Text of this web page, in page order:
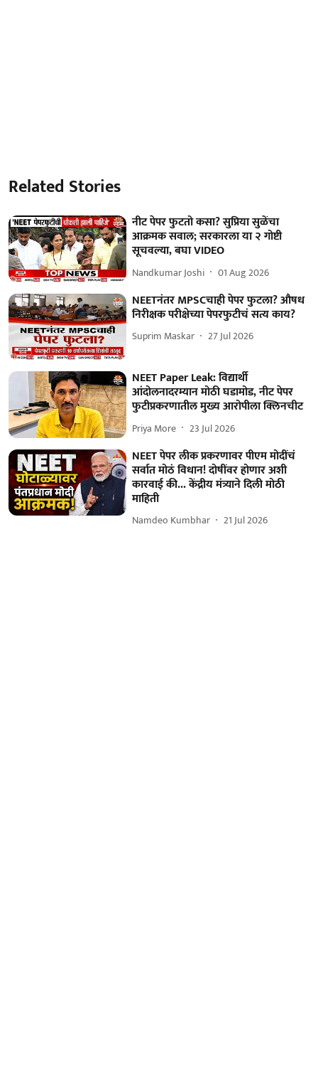
Related Stories
नीट पेपर फुटतो कसा? सुप्रिया सुळेंचा
आक्रमक सवाल; सरकारला या २ गोष्टी
सूचवल्या, बघा VIDEO
Nandkumar Joshi 01 Aug 2026
NEETनंतर MPSCचाही पेपर फुटला? औषध
निरीक्षक परीक्षेच्या पेपरफुटीचं सत्य काय?
Suprim Maskar 27 Jul 2026
NEET Paper Leak: विद्यार्थी
आंदोलनादरम्यान मोठी घडामोड, नीट पेपर
फुटीप्रकरणातील मुख्य आरोपीला क्लिनचीट
Priya More 23 Jul 2026
NEET पेपर लीक प्रकरणावर पीएम मोदींचं
सर्वात मोठं विधान! दोषींवर होणार अशी
कारवाई की... केंद्रीय मंत्र्याने दिली मोठी
माहिती
Namdeo Kumbhar 21 Jul 2026